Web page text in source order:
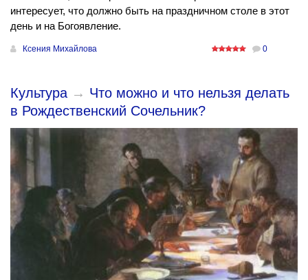
интересует, что должно быть на праздничном столе в этот
день и на Богоявление.
Ксения Михайлова 0
Культура → Что можно и что нельзя делать
в Рождественский Сочельник?